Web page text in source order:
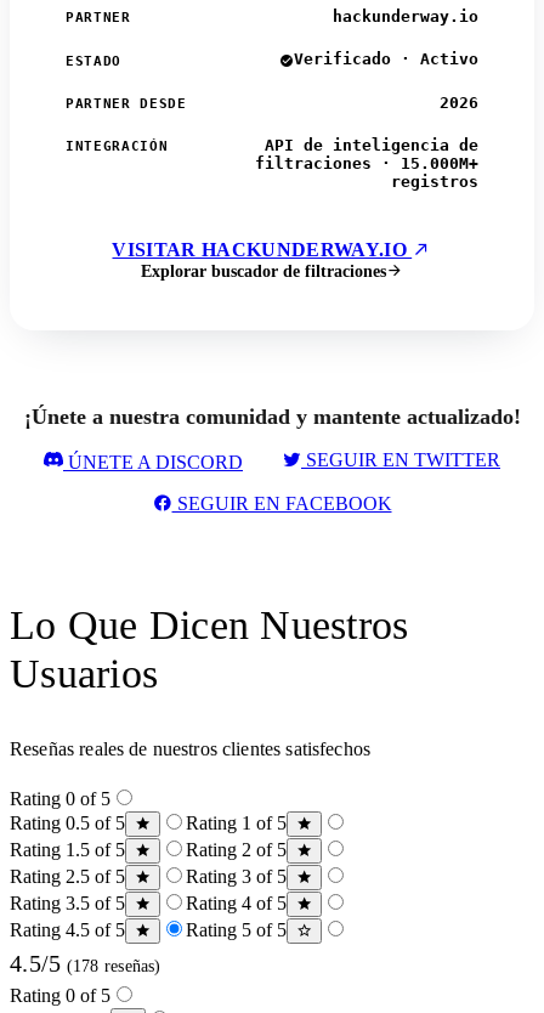
PARTNER hackunderway.io
ESTADO Verificado · Activo
PARTNER DESDE 2026
INTEGRACIÓN
API de inteligencia de
filtraciones · 15.000M+
registros
VISITAR HACKUNDERWAY.IO
Explorar buscador de filtraciones
¡Únete a nuestra comunidad y mantente actualizado!
ÚNETE A DISCORD SEGUIR EN TWITTER
SEGUIR EN FACEBOOK
Lo Que Dicen Nuestros
Usuarios
Reseñas reales de nuestros clientes satisfechos
Rating 0 of 5
Rating 0.5 of 5
Rating 1 of 5
Rating 1.5 of 5
Rating 2 of 5
Rating 2.5 of 5
Rating 3 of 5
Rating 3.5 of 5
Rating 4 of 5
Rating 4.5 of 5
Rating 5 of 5
4.5/5 (178 reseñas)
Rating 0 of 5